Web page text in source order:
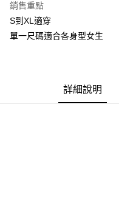
台新國際商業銀行
台灣樂天信用卡公司
AFTEE先享後付
相關說明
【關於「AFTEE先享後付」】
２．便利：只要手機號碼，簡
３．安心：先確認商品／服務後
結帳頁面，進行簡訊認證並確
銷售重點
S到XL適穿
單一尺碼適合各身型女生
詳細說明